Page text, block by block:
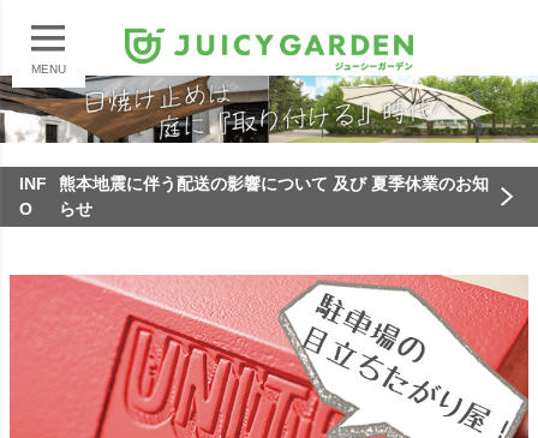
MENU
INF
O
熊本地震に伴う配送の影響について 及び 夏季休業のお知
らせ